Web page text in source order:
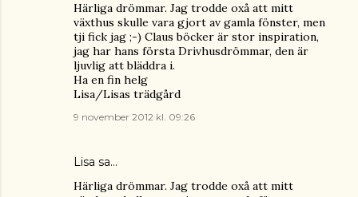
Härliga drömmar. Jag trodde oxå att mitt
växthus skulle vara gjort av gamla fönster, men
tji fick jag ;-) Claus böcker är stor inspiration,
jag har hans första Drivhusdrömmar, den är
ljuvlig att bläddra i.
Ha en fin helg
Lisa/Lisas trädgård
9 november 2012 kl. 09:26
Lisa sa…
Härliga drömmar. Jag trodde oxå att mitt